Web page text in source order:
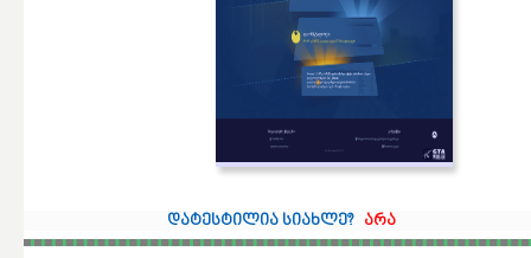
დატესტილია სიახლე? არა